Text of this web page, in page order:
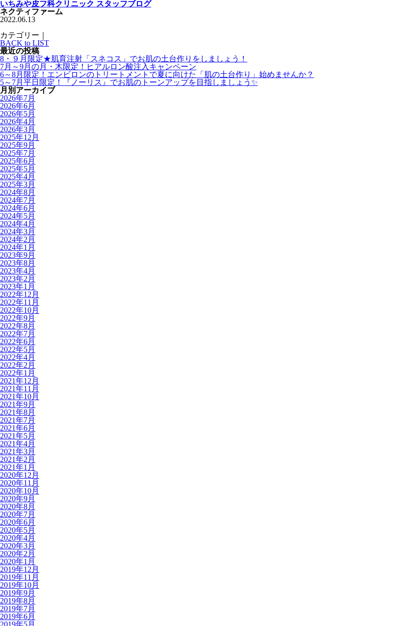
いちみや皮フ科クリニック スタッフブログ
ネクティファーム
2022.06.13
カテゴリー｜
BACK to LIST
最近の投稿
8・９月限定★肌育注射「スネコス」でお肌の土台作りをしましょう！
7月～9月の月・木限定！ヒアルロン酸注入キャンペーン
6～8月限定！エンビロンのトリートメントで夏に向けた「肌の土台作り」始めませんか？
5～7月平日限定！『ノーリス』でお肌のトーンアップを目指しましょう✨
月別アーカイブ
2026年7月
2026年6月
2026年5月
2026年4月
2026年3月
2025年12月
2025年9月
2025年7月
2025年6月
2025年5月
2025年4月
2025年3月
2024年8月
2024年7月
2024年6月
2024年5月
2024年4月
2024年3月
2024年2月
2024年1月
2023年9月
2023年8月
2023年4月
2023年2月
2023年1月
2022年12月
2022年11月
2022年10月
2022年9月
2022年8月
2022年7月
2022年6月
2022年5月
2022年4月
2022年2月
2022年1月
2021年12月
2021年11月
2021年10月
2021年9月
2021年8月
2021年7月
2021年6月
2021年5月
2021年4月
2021年3月
2021年2月
2021年1月
2020年12月
2020年11月
2020年10月
2020年9月
2020年8月
2020年7月
2020年6月
2020年5月
2020年4月
2020年3月
2020年2月
2020年1月
2019年12月
2019年11月
2019年10月
2019年9月
2019年8月
2019年7月
2019年6月
2019年5月